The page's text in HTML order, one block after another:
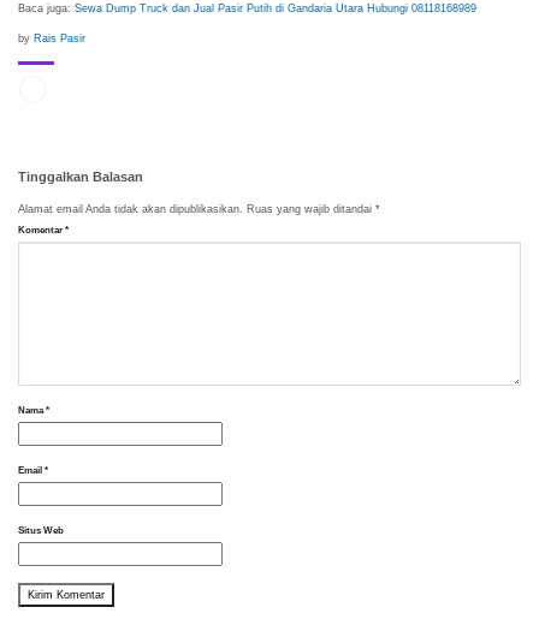
Baca juga: Sewa Dump Truck dan Jual Pasir Putih di Gandaria Utara Hubungi 08118168989
by Rais Pasir
Tinggalkan Balasan
Alamat email Anda tidak akan dipublikasikan. Ruas yang wajib ditandai *
Komentar *
Nama *
Email *
Situs Web